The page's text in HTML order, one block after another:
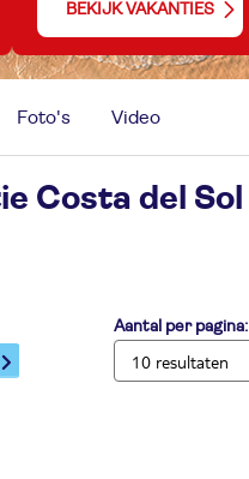
BEKIJK VAKANTIES
Foto's Video
Costa del Sol
Aantal per pagina: